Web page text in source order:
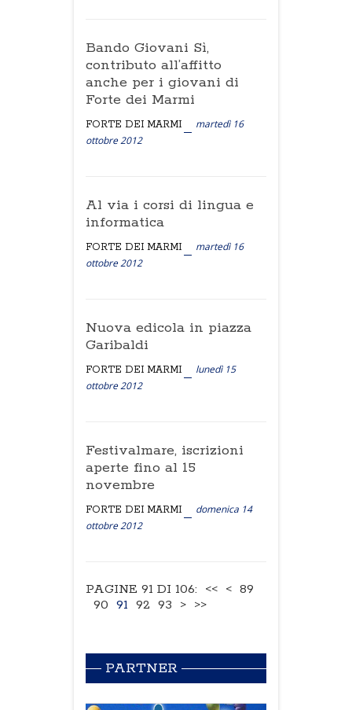
Bando Giovani Sì,
contributo all’affitto
anche per i giovani di
Forte dei Marmi
FORTE DEI MARMI
martedì 16
ottobre 2012
Al via i corsi di lingua e
informatica
FORTE DEI MARMI
martedì 16
ottobre 2012
Nuova edicola in piazza
Garibaldi
FORTE DEI MARMI
lunedì 15
ottobre 2012
Festivalmare, iscrizioni
aperte fino al 15
novembre
FORTE DEI MARMI
domenica 14
ottobre 2012
PAGINE 91 DI 106: << < 89
90 91 92 93 > >>
PARTNER